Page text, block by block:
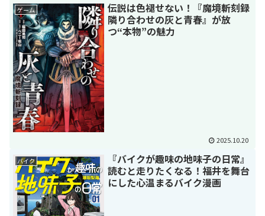
ゲーム
伝説は色褪せない！『魔境斬刻録
隣り合わせの灰と青春』が放
つ“本物”の魅力
2025.10.20
バイク
『バイクが趣味の地味子の日常』
読むと走りたくなる！福井を舞台
にした心温まるバイク漫画